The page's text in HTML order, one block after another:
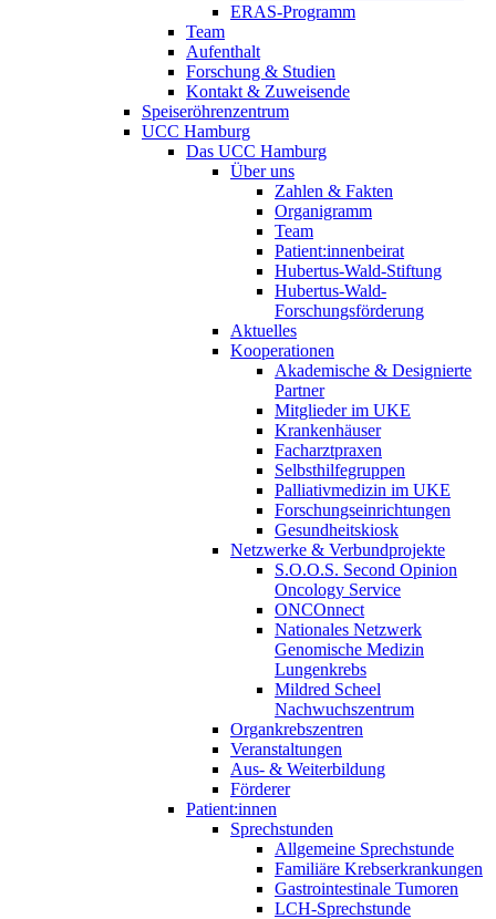
ERAS-Programm
Team
Aufenthalt
Forschung & Studien
Kontakt & Zuweisende
Speiseröhrenzentrum
UCC Hamburg
Das UCC Hamburg
Über uns
Zahlen & Fakten
Organigramm
Team
Patient:innenbeirat
Hubertus-Wald-Stiftung
Hubertus-Wald-
Forschungsförderung
Aktuelles
Kooperationen
Akademische & Designierte
Partner
Mitglieder im UKE
Krankenhäuser
Facharztpraxen
Selbsthilfegruppen
Palliativmedizin im UKE
Forschungseinrichtungen
Gesundheitskiosk
Netzwerke & Verbundprojekte
S.O.O.S. Second Opinion
Oncology Service
ONCOnnect
Nationales Netzwerk
Genomische Medizin
Lungenkrebs
Mildred Scheel
Nachwuchszentrum
Organkrebszentren
Veranstaltungen
Aus- & Weiterbildung
Förderer
Patient:innen
Sprechstunden
Allgemeine Sprechstunde
Familiäre Krebserkrankungen
Gastrointestinale Tumoren
LCH-Sprechstunde